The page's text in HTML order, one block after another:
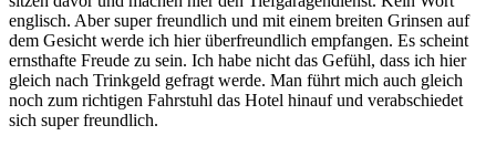
englisch. Aber super freundlich und mit einem breiten Grinsen auf
dem Gesicht werde ich hier überfreundlich empfangen. Es scheint
ernsthafte Freude zu sein. Ich habe nicht das Gefühl, dass ich hier
gleich nach Trinkgeld gefragt werde. Man führt mich auch gleich
noch zum richtigen Fahrstuhl das Hotel hinauf und verabschiedet
sich super freundlich.